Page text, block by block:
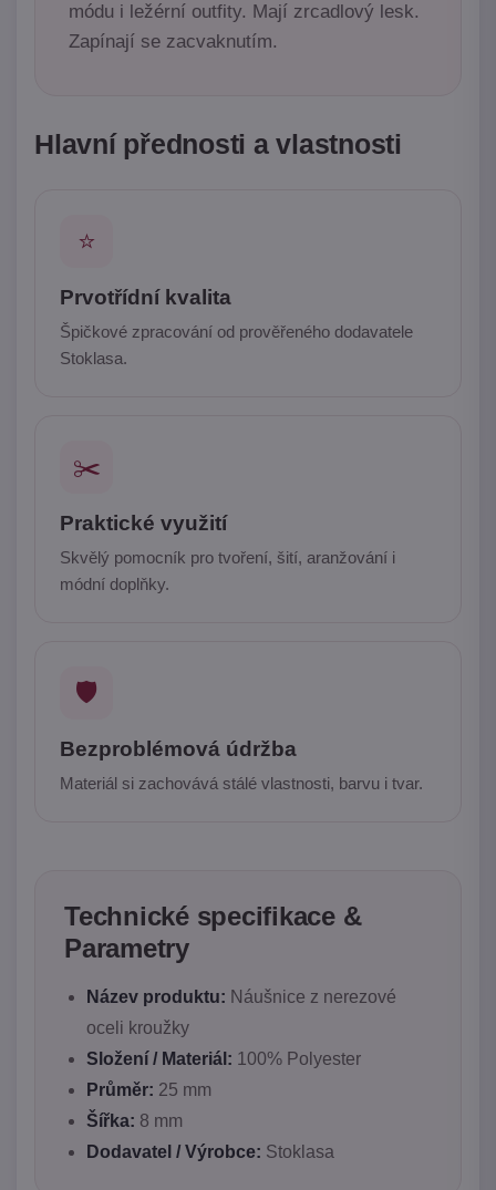
módu i ležérní outfity. Mají zrcadlový lesk.
Zapínají se zacvaknutím.
Hlavní přednosti a vlastnosti
⭐
Prvotřídní kvalita
Špičkové zpracování od prověřeného dodavatele
Stoklasa.
✂️
Praktické využití
Skvělý pomocník pro tvoření, šití, aranžování i
módní doplňky.
🛡️
Bezproblémová údržba
Materiál si zachovává stálé vlastnosti, barvu i tvar.
Technické specifikace &
Parametry
Název produktu: Náušnice z nerezové
oceli kroužky
Složení / Materiál: 100% Polyester
Průměr: 25 mm
Šířka: 8 mm
Dodavatel / Výrobce: Stoklasa